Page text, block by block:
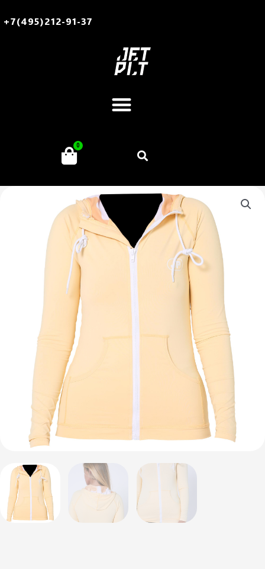
+7(495)212-91-37
Меню
0
КорзинаПоиск